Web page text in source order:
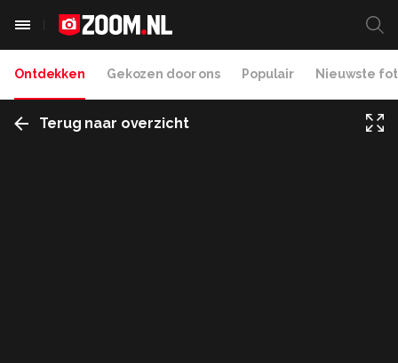
Ontdekken Gekozen door ons Populair Nieuwste
Terug naar overzicht